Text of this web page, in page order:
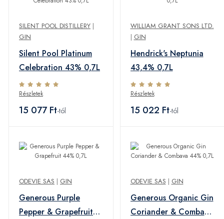
SILENT POOL DISTILLERY |
GIN
Silent Pool Platinum
Celebration 43% 0,7L
Részletek
15 077 Ft-tól
WILLIAM GRANT SONS LTD.
| GIN
Hendrick's Neptunia
43,4% 0,7L
Részletek
15 022 Ft-tól
ODEVIE SAS | GIN
Generous Purple
Pepper & Grapefruit
ODEVIE SAS | GIN
Generous Organic Gin
Coriander & Combava